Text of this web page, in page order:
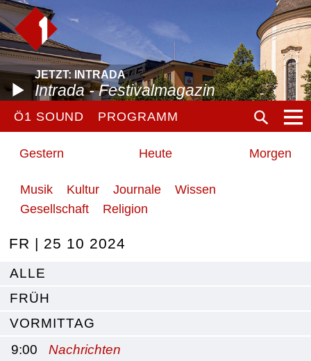
JETZT: INTRADA
Intrada - Festivalmagazin
Ö1 SOUND PROGRAMM
Gestern Heute Morgen
Musik Kultur Journale
Wissen
Gesellschaft
Religion
FR | 25 10 2024
ALLE
FRÜH
VORMITTAG
9:00
Nachrichten